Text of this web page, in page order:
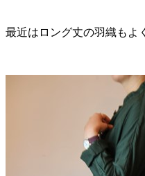
最近はロング丈の羽織もよ